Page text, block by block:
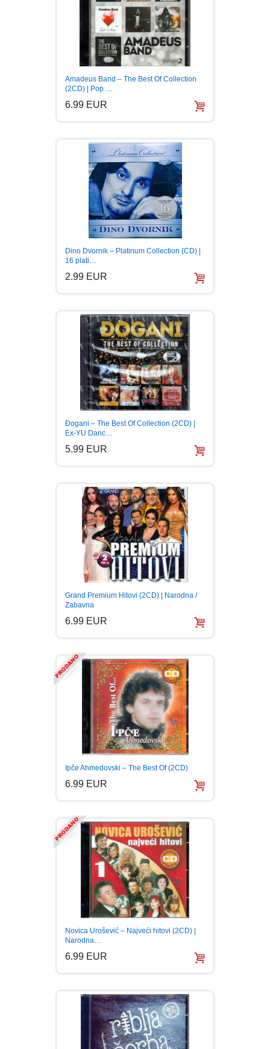
Amadeus Band – The Best Of Collection
(2CD) | Pop …
6.99 EUR
Dino Dvornik – Platinum Collection (CD) |
16 plati…
2.99 EUR
Đogani – The Best Of Collection (2CD) |
Ex-YU Danc…
5.99 EUR
Grand Premium Hitovi (2CD) | Narodna /
Zabavna
6.99 EUR
Ipče Ahmedovski – The Best Of (2CD)
6.99 EUR
Novica Urošević – Najveći hitovi (2CD) |
Narodna…
6.99 EUR